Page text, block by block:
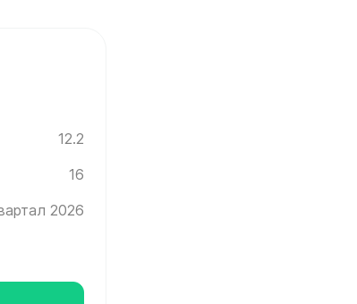
12.2
16
2026